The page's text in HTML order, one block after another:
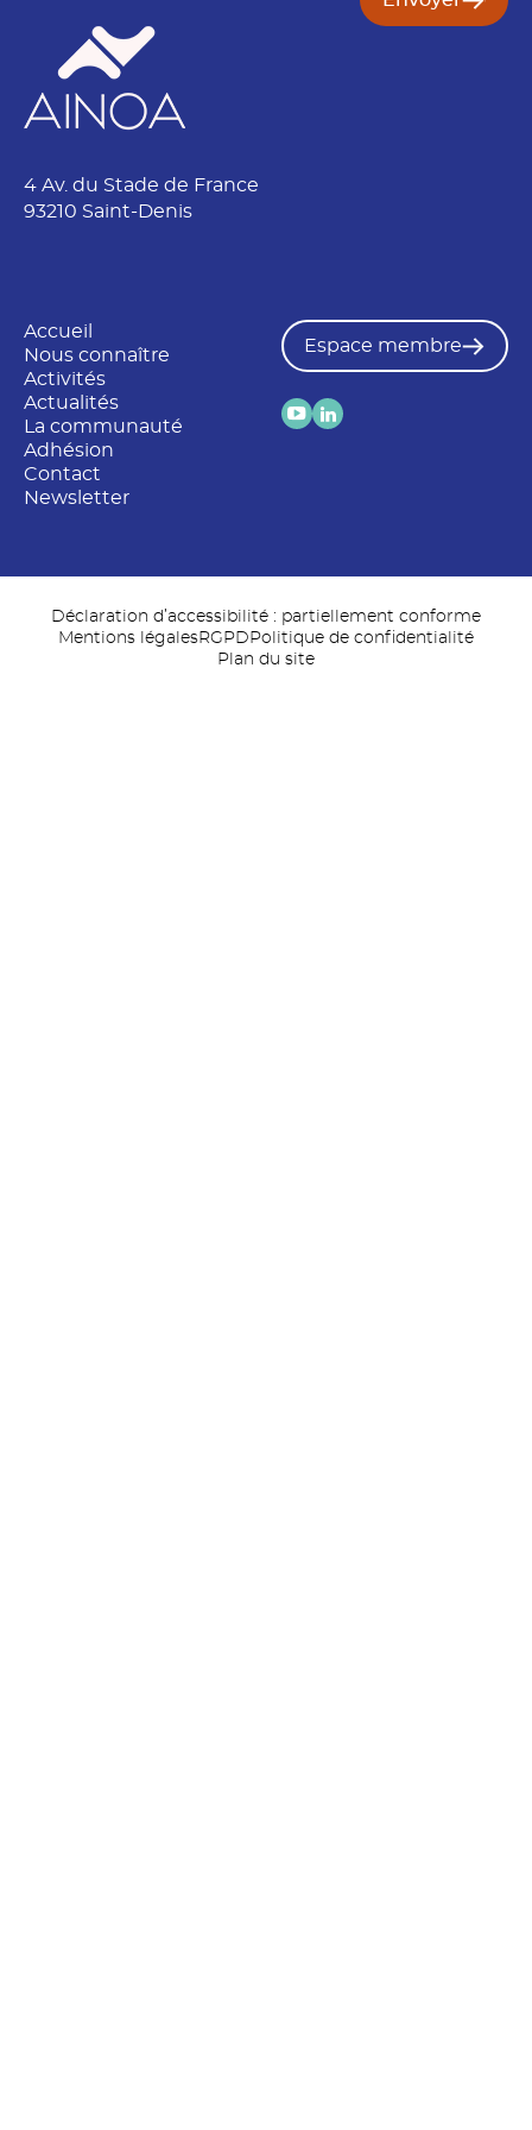
4 Av. du Stade de France
93210 Saint-Denis
Accueil
Nous connaître
Activités
Actualités
La communauté
Adhésion
Contact
Newsletter
Espace membre
Déclaration d’accessibilité : partiellement conforme
Mentions légalesRGPD Politique de confidentialité
Plan du site